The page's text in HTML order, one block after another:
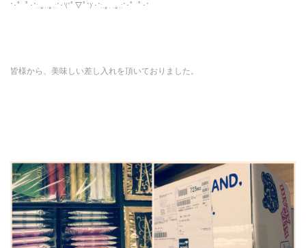
*･゜ﾟ･*:.｡..｡.:*･'(*ﾟ▽ﾟ*)’･*:.｡. .｡.:*･゜ﾟ･*
皆様から、美味しい差し入れを頂いておりました。